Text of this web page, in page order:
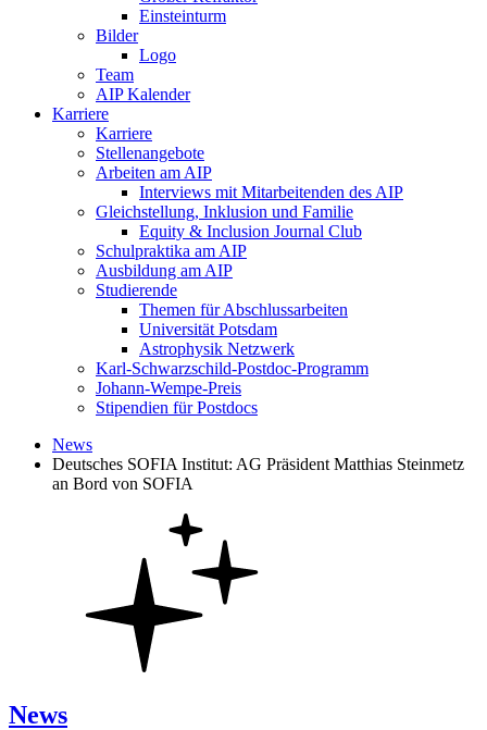
Einsteinturm
Bilder
Logo
Team
AIP Kalender
Karriere
Karriere
Stellenangebote
Arbeiten am AIP
Interviews mit Mitarbeitenden des AIP
Gleichstellung, Inklusion und Familie
Equity & Inclusion Journal Club
Schulpraktika am AIP
Ausbildung am AIP
Studierende
Themen für Abschlussarbeiten
Universität Potsdam
Astrophysik Netzwerk
Karl-Schwarzschild-Postdoc-Programm
Johann-Wempe-Preis
Stipendien für Postdocs
News
Deutsches SOFIA Institut: AG Präsident Matthias Steinmetz
an Bord von SOFIA
News